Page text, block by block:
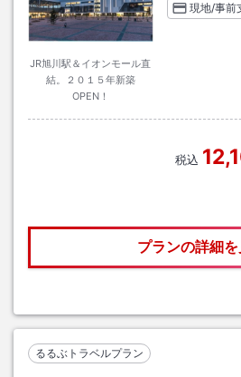
JR旭川駅＆イオンモール直
結。２０１５年新築
OPEN！
現地/事前
税込
プランの詳細
るるぶトラベルプラン